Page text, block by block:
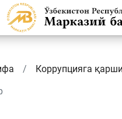
Коррупцияга